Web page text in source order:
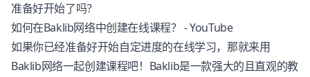
准备好开始了吗？
如何在Baklib网络中创建在线课程？ - YouTube
如果你已经准备好开始自定进度的在线学习，那就来用
Baklib网络一起创建课程吧！Baklib是一款强大的且直观的教